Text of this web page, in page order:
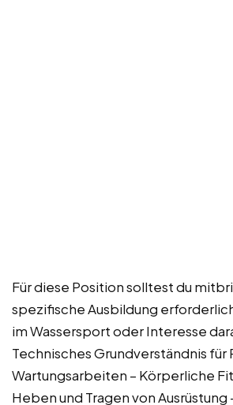
Für diese Position solltest du
spezifische Ausbildung
im Wassersport oder Interesse
Technisches Grundverständnis für
Wartungsarbeiten – Körperliche
Heben und Tragen von Ausrüstung